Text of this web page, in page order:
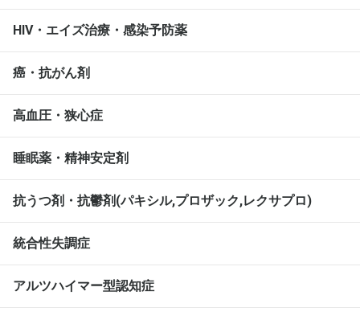
HIV・エイズ治療・感染予防薬
癌・抗がん剤
高血圧・狭心症
睡眠薬・精神安定剤
抗うつ剤・抗鬱剤(パキシル,プロザック,レクサプロ)
統合性失調症
アルツハイマー型認知症